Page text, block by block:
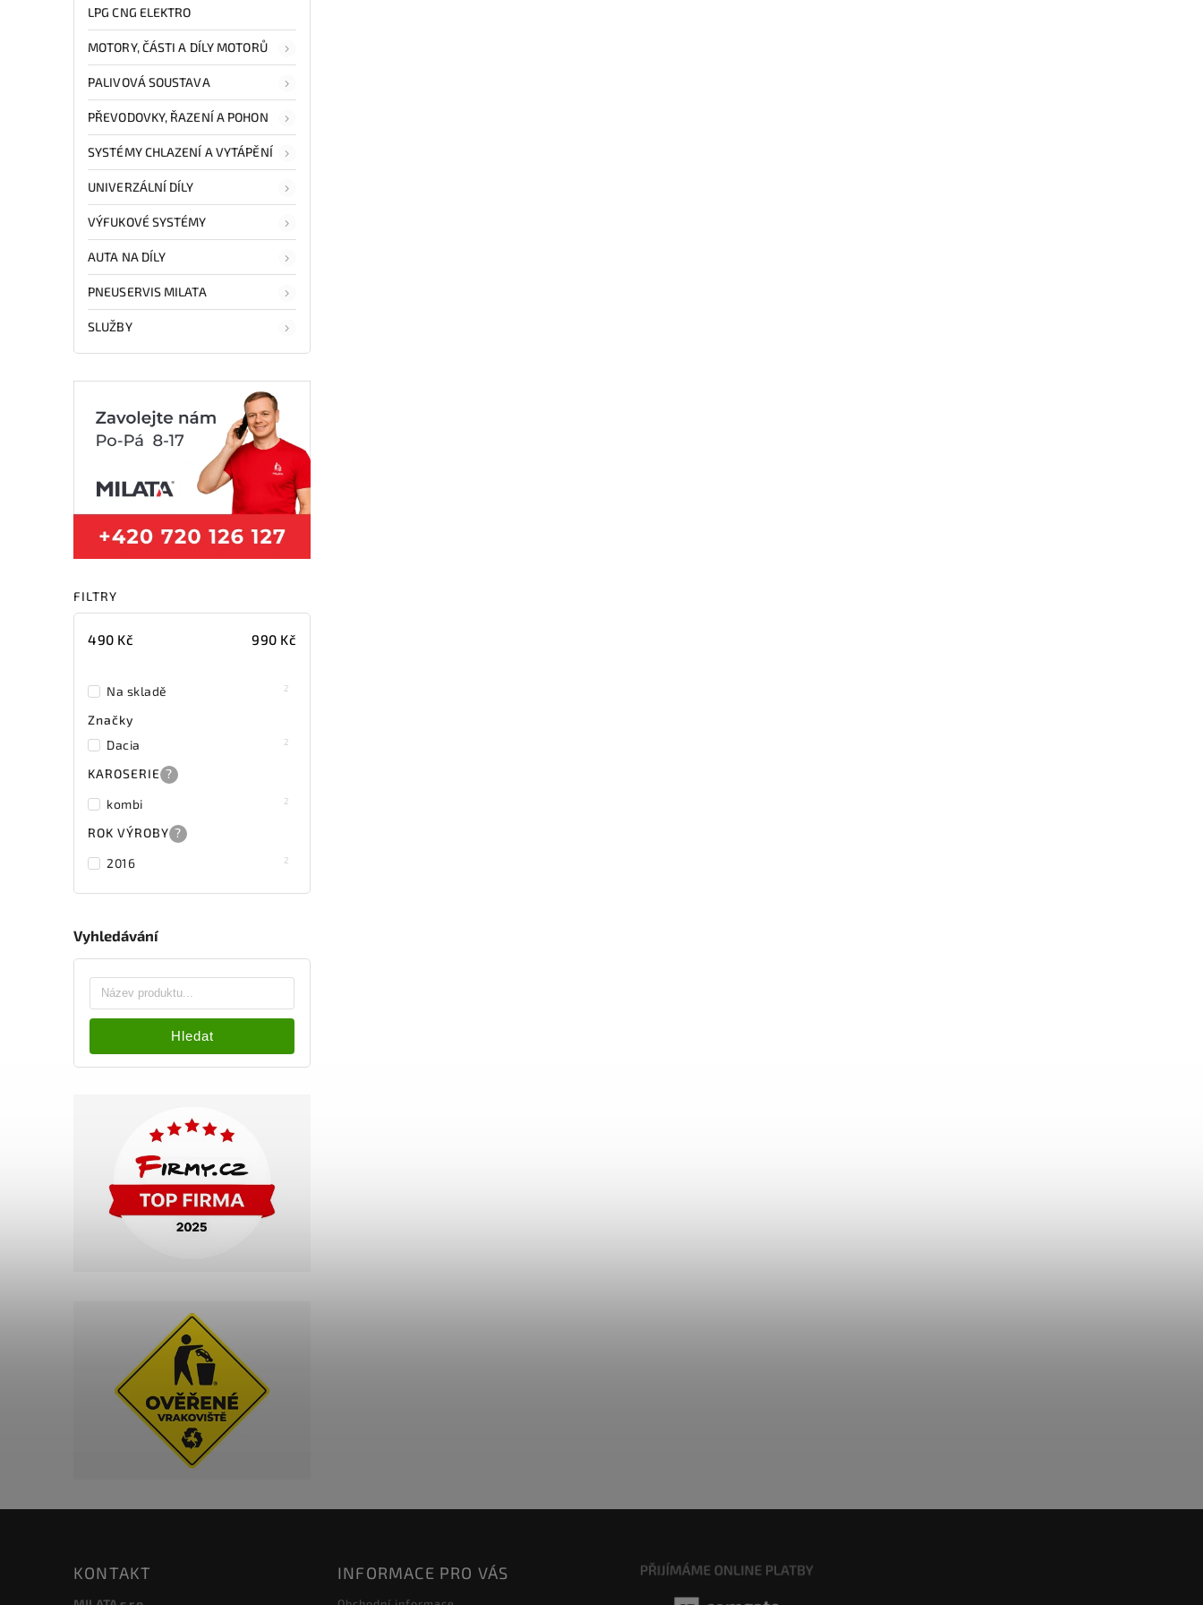
LPG CNG ELEKTRO
MOTORY, ČÁSTI A DÍLY MOTORŮ
PALIVOVÁ SOUSTAVA
PŘEVODOVKY, ŘAZENÍ A POHON
SYSTÉMY CHLAZENÍ A VYTÁPĚNÍ
UNIVERZÁLNÍ DÍLY
VÝFUKOVÉ SYSTÉMY
AUTA NA DÍLY
PNEUSERVIS MILATA
SLUŽBY
FILTRY
490 Kč 990 Kč
Na skladě 2
Značky
Dacia
2
KAROSERIE ?
kombi
2
ROK VÝROBY ?
2016
2
Vyhledávání
Hledat
KONTAKT INFORMACE PRO VÁS